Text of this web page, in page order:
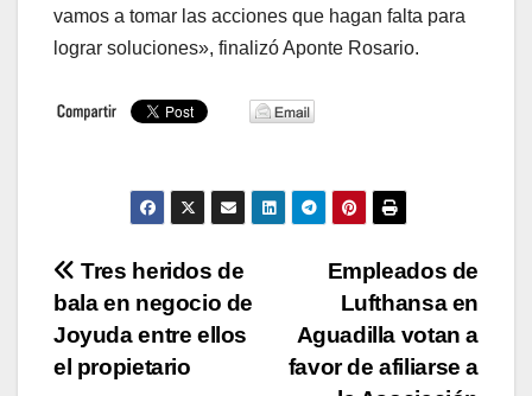
vamos a tomar las acciones que hagan falta para
lograr soluciones», finalizó Aponte Rosario.
Navegación
de
entradas
Empleados de
Lufthansa en
Aguadilla votan a
favor de afiliarse a
Tres heridos de
bala en negocio de
Joyuda entre ellos
el propietario